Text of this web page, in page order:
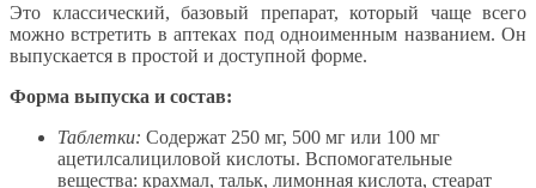
Это классический, базовый препарат, который чаще всего
можно встретить в аптеках под одноименным названием. Он
выпускается в простой и доступной форме.
Форма выпуска и состав:
Таблетки: Содержат 250 мг, 500 мг или 100 мг
ацетилсалициловой кислоты. Вспомогательные
вещества: крахмал, тальк, лимонная кислота, стеарат